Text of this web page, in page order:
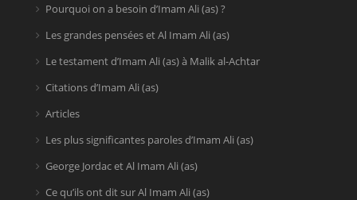
Pourquoi on a besoin d’Imam Ali (as) ?
Les grandes pensées et Al Imam Ali (as)
Le testament d’Imam Ali (as) à Malik al-Achtar
Citations d’Imam Ali (as)
Articles
Les plus significantes paroles d’Imam Ali (as)
George Jordac et Al Imam Ali (as)
Ce qu’ils ont dit sur Al Imam Ali (as)